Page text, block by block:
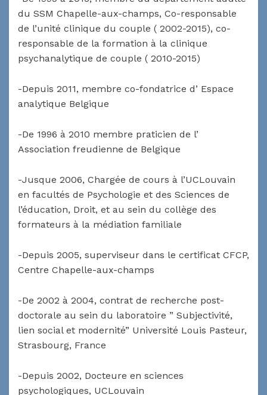
du SSM Chapelle-aux-champs, Co-responsable
de l’unité clinique du couple ( 2002-2015), co-
responsable de la formation à la clinique
psychanalytique de couple ( 2010-2015)
-Depuis 2011, membre co-fondatrice d’ Espace
analytique Belgique
-De 1996 à 2010 membre praticien de l’
Association freudienne de Belgique
-Jusque 2006, Chargée de cours à l’UCLouvain
en facultés de Psychologie et des Sciences de
l’éducation, Droit, et au sein du collège des
formateurs à la médiation familiale
-Depuis 2005, superviseur dans le certificat CFCP,
Centre Chapelle-aux-champs
-De 2002 à 2004, contrat de recherche post-
doctorale au sein du laboratoire ” Subjectivité,
lien social et modernité” Université Louis Pasteur,
Strasbourg, France
-Depuis 2002, Docteure en sciences
psychologiques, UCLouvain